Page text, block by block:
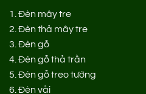
1. Đèn mây tre
2. Đèn thả mây tre
3. Đèn gỗ
4. Đèn gỗ thả trần
5. Đèn gỗ treo tường
6. Đèn vải